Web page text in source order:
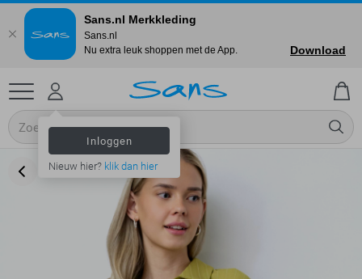
Inloggen
Nieuw hier? klik dan hier
Sans.nl Merkkleding
Sans.nl
Nu extra leuk shoppen met de App.
Download